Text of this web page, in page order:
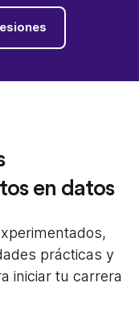
en datos
prácticas y
iniciar tu carrera